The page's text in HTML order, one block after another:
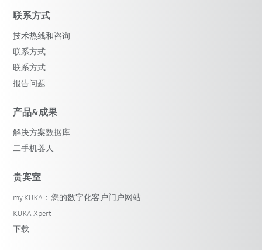
联系方式
技术热线和咨询
联系方式
联系方式
报告问题
产品&成果
解决方案数据库
二手机器人
贵宾室
my.KUKA：您的数字化客户门户网站
KUKA Xpert
下载